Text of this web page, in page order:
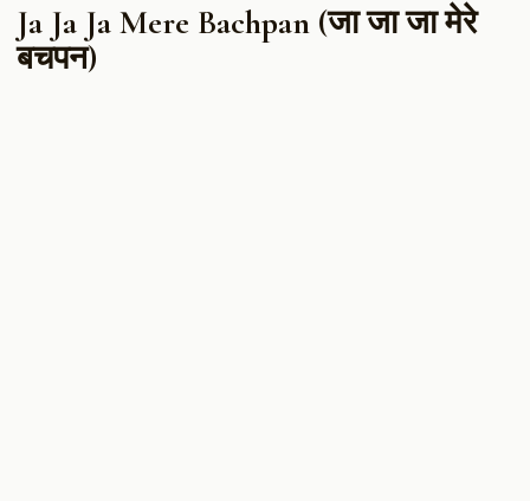
Ja Ja Ja Mere Bachpan (जा जा जा मेरे
बचपन)